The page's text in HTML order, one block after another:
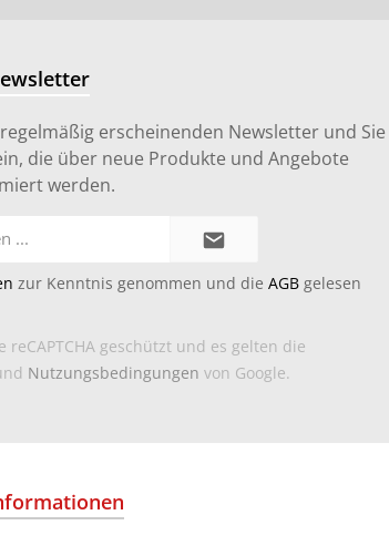
erscheinenden Newsletter und Sie
die über neue Produkte und Angebote
werden.
zur Kenntnis genommen und die AGB gelesen
geschützt und es gelten die
Nutzungsbedingungen von Google.